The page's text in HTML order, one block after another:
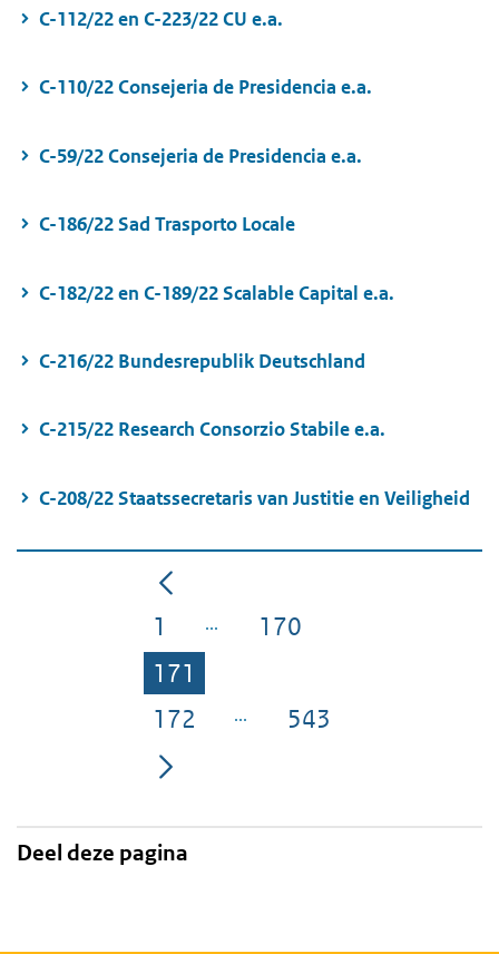
C-112/22 en C-223/22 CU e.a.
C-110/22 Consejeria de Presidencia e.a.
C-59/22 Consejeria de Presidencia e.a.
C-186/22 Sad Trasporto Locale
C-182/22 en C-189/22 Scalable Capital e.a.
C-216/22 Bundesrepublik Deutschland
C-215/22 Research Consorzio Stabile e.a.
C-208/22 Staatssecretaris van Justitie en Veiligheid
Pagina
1 Pagina
170
Pagina
171
Pagina
172 Pagina
543
Deel deze pagina